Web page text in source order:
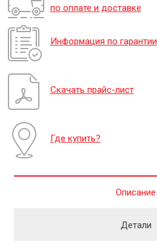
по оплате и доставке
Информация по гарантии
Скачать прайс-лист
Где купить?
Описание
Детали